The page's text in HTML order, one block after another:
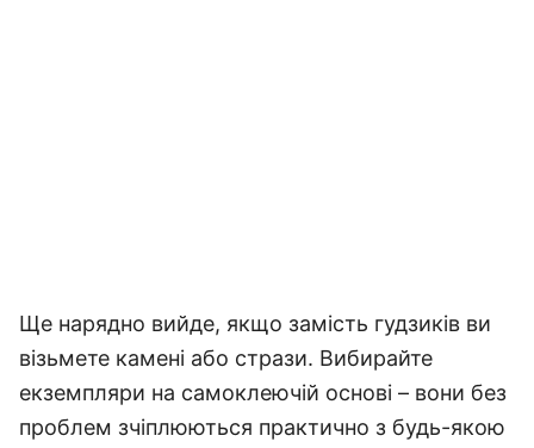
Ще нарядно вийде, якщо замість гудзиків ви
візьмете камені або стрази. Вибирайте
екземпляри на самоклеючій основі – вони без
проблем зчіплюються практично з будь-якою